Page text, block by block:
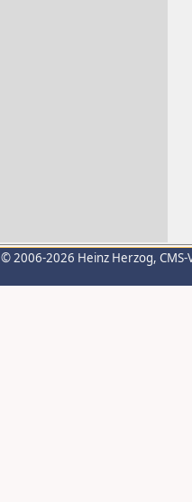
© 2006-2026 Heinz Herzog,